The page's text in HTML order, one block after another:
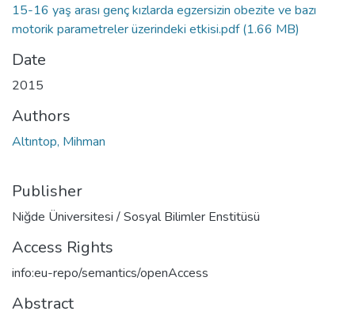
15-16 yaş arası genç kızlarda egzersizin obezite ve bazı
motorik parametreler üzerindeki etkisi.pdf(1.66 MB)
Date
2015
Authors
Altıntop, Mihman
Publisher
Niğde Üniversitesi / Sosyal Bilimler Enstitüsü
Access Rights
info:eu-repo/semantics/openAccess
Abstract